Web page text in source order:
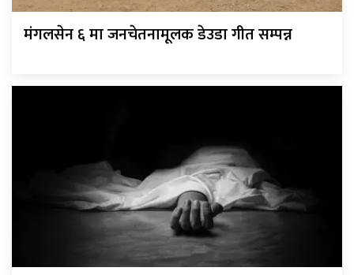
मंगलसेन ६ मा जनचेतनामूलक डेउडा गीत सम्पन्न